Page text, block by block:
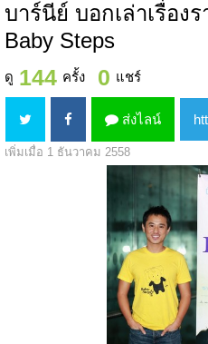
บาร์นีย์ บอกเล่าเรื่อง
Baby Steps
ดู 144 ครั้ง 0 แชร์
ส่งไลน์
เพิ่มเมื่อ 1 ธันวาคม 2558